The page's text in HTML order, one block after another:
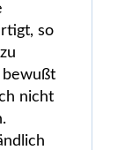
so
bewußt
nicht